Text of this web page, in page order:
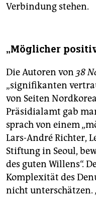
Verbindung stehen.
„Möglicher
Die Autoren von 38
„signifikanten
von Seiten
Präsidialamt gab
sprach von einem
Lars-André Richter,
Stiftung in Seoul,
des guten Willens“.
Komplexität des
nicht unterschätzen.